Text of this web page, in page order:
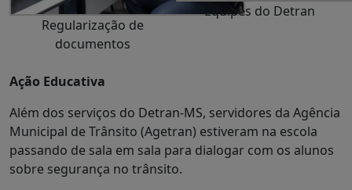
Regularização de
documentos
Equipes do Detran
Ação Educativa
Além dos serviços do Detran-MS, servidores da Agência
Municipal de Trânsito (Agetran) estiveram na escola
passando de sala em sala para dialogar com os alunos
sobre segurança no trânsito.